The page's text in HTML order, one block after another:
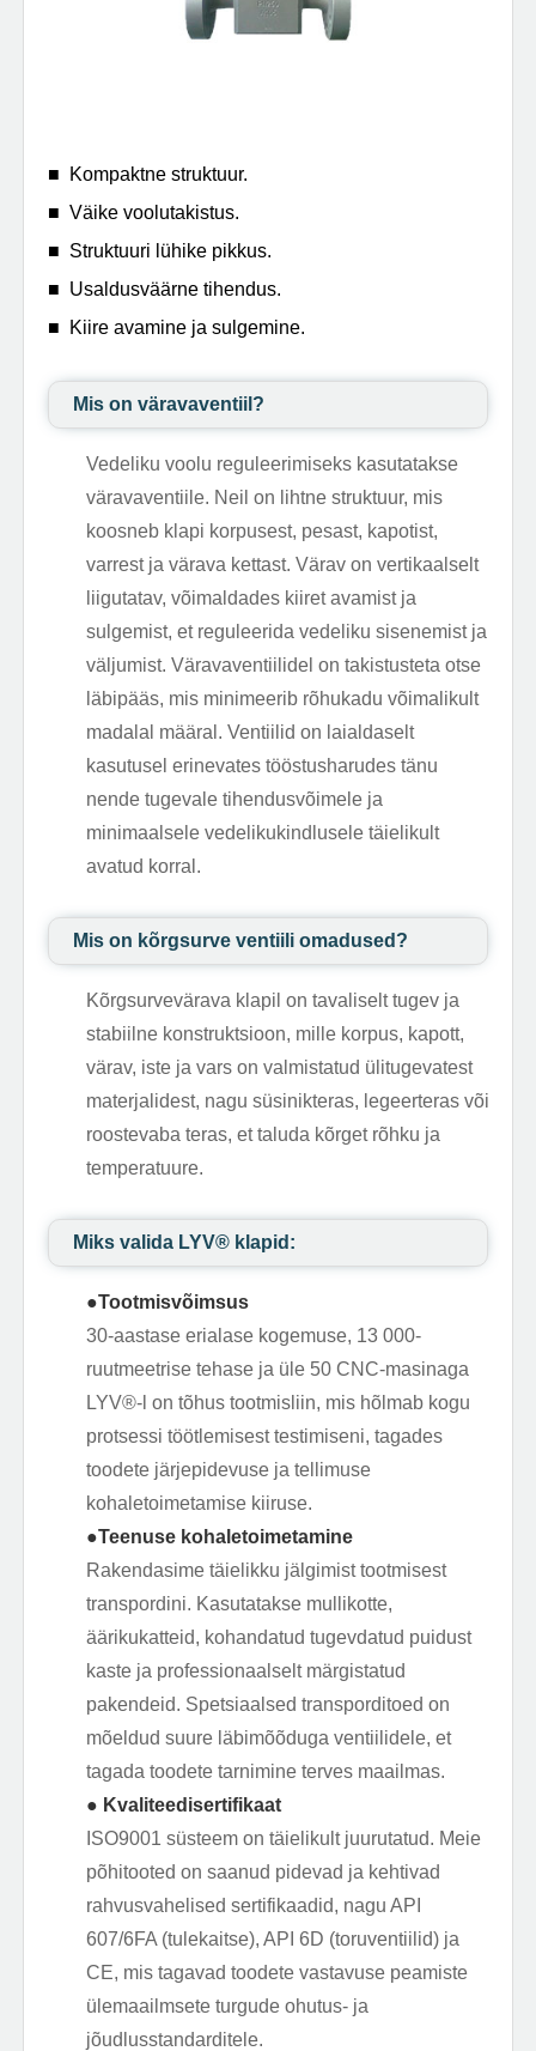
■ Kompaktne struktuur.
■ Väike voolutakistus.
■ Struktuuri lühike pikkus.
■ Usaldusväärne tihendus.
■ Kiire avamine ja sulgemine.
Mis on väravaventiil?
Vedeliku voolu reguleerimiseks kasutatakse
väravaventiile. Neil on lihtne struktuur, mis
koosneb klapi korpusest, pesast, kapotist,
varrest ja värava kettast. Värav on vertikaalselt
liigutatav, võimaldades kiiret avamist ja
sulgemist, et reguleerida vedeliku sisenemist ja
väljumist. Väravaventiilidel on takistusteta otse
läbipääs, mis minimeerib rõhukadu võimalikult
madalal määral. Ventiilid on laialdaselt
kasutusel erinevates tööstusharudes tänu
nende tugevale tihendusvõimele ja
minimaalsele vedelikukindlusele täielikult
avatud korral.
Mis on kõrgsurve ventiili omadused?
Kõrgsurvevärava klapil on tavaliselt tugev ja
stabiilne konstruktsioon, mille korpus, kapott,
värav, iste ja vars on valmistatud ülitugevatest
materjalidest, nagu süsinikteras, legeerteras või
roostevaba teras, et taluda kõrget rõhku ja
temperatuure.
Miks valida LYV®️ klapid:
●Tootmisvõimsus
30-aastase erialase kogemuse, 13 000-
ruutmeetrise tehase ja üle 50 CNC-masinaga
LYV®️-l on tõhus tootmisliin, mis hõlmab kogu
protsessi töötlemisest testimiseni, tagades
toodete järjepidevuse ja tellimuse
kohaletoimetamise kiiruse.
●Teenuse kohaletoimetamine
Rakendasime täielikku jälgimist tootmisest
transpordini. Kasutatakse mullikotte,
äärikukatteid, kohandatud tugevdatud puidust
kaste ja professionaalselt märgistatud
pakendeid. Spetsiaalsed transporditoed on
mõeldud suure läbimõõduga ventiilidele, et
tagada toodete tarnimine terves maailmas.
● Kvaliteedisertifikaat
ISO9001 süsteem on täielikult juurutatud. Meie
põhitooted on saanud pidevad ja kehtivad
rahvusvahelised sertifikaadid, nagu API
607/6FA (tulekaitse), API 6D (toruventiilid) ja
CE, mis tagavad toodete vastavuse peamiste
ülemaailmsete turgude ohutus- ja
jõudlusstandarditele.